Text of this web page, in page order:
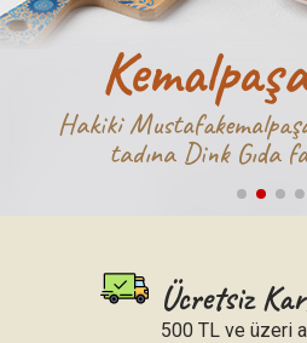
Hakiki
tadına Dink Gıda
Ücretsiz
500 TL ve üzeri